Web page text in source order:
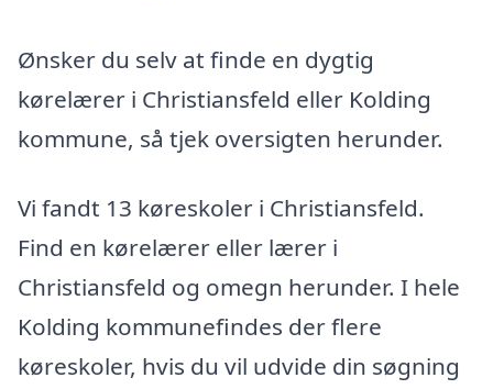
Ønsker du selv at finde en dygtig
kørelærer i Christiansfeld eller Kolding
kommune, så tjek oversigten herunder.
Vi fandt 13 køreskoler i Christiansfeld.
Find en kørelærer eller lærer i
Christiansfeld og omegn herunder. I hele
Kolding kommunefindes der flere
køreskoler, hvis du vil udvide din søgning